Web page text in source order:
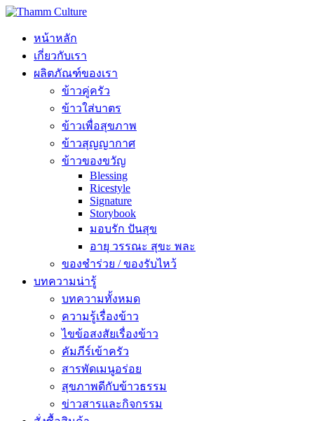
หน้าหลัก
เกี่ยวกับเรา
ผลิตภัณฑ์ของเรา
ข้าวคู่ครัว
ข้าวใส่บาตร
ข้าวเพื่อสุขภาพ
ข้าวสุญญากาศ
ข้าวของขวัญ
Blessing
Ricestyle
Signature
Storybook
มอบรัก ปันสุข
อายุ วรรณะ สุขะ พละ
ของชำร่วย / ของรับไหว้
บทความน่ารู้
บทความทั้งหมด
ความรู้เรื่องข้าว
ไขข้อสงสัยเรื่องข้าว
คัมภีร์เข้าครัว
สารพัดเมนูอร่อย
สุขภาพดีกับข้าวธรรม
ข่าวสารและกิจกรรม